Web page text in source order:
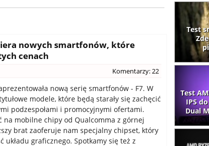
nowych smartfonów, które
cenach
Komentarzy: 22
nową serię smartfonów - F7. W
modele, które będą starały się zachęcić
podzespołami i promocyjnymi ofertami.
na mobilne chipy od Qualcomma z górnej
brat zaoferuje nam specjalny chipset, który
układu graficznego. Spotkamy się też z
Test
Test
IPS
Dual